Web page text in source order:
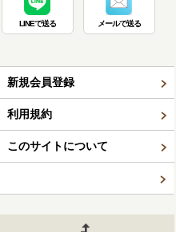
LINEで送る メールで送る
新規会員登録
利用規約
このサイトについて